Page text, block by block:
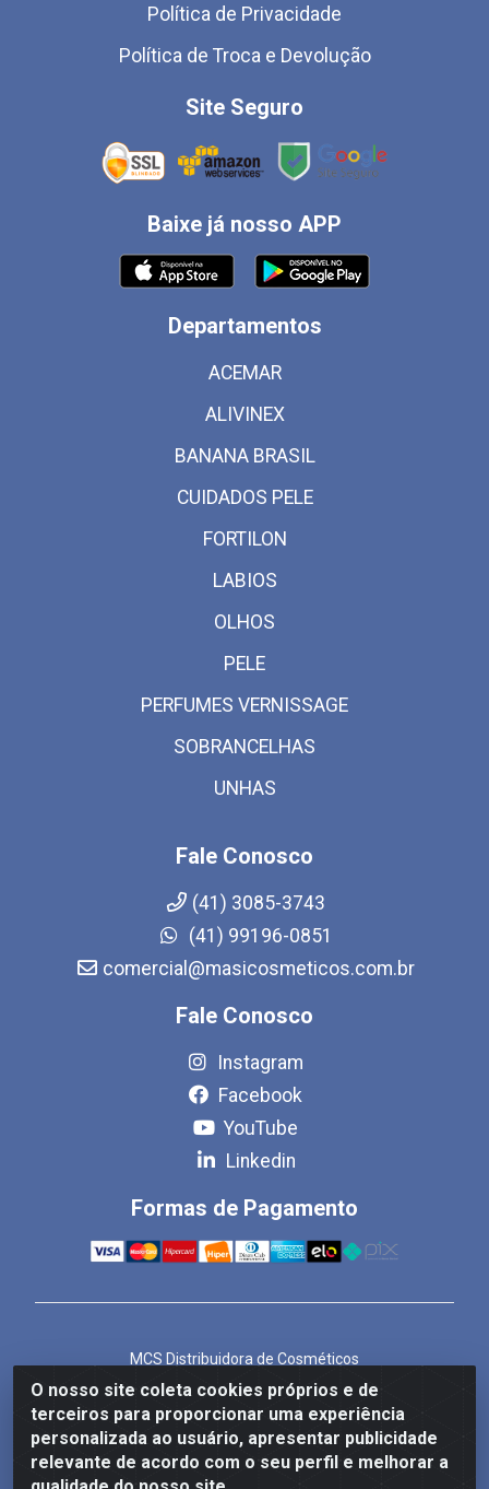
O nosso site coleta cookies próprios e de
terceiros para proporcionar uma experiência
personalizada ao usuário, apresentar publicidade
relevante de acordo com o seu perfil e melhorar a
Política de Privacidade
Política de Troca e Devolução
Site Seguro
Baixe já nosso APP
Departamentos
ACEMAR
ALIVINEX
BANANA BRASIL
CUIDADOS PELE
FORTILON
LABIOS
OLHOS
PELE
PERFUMES VERNISSAGE
SOBRANCELHAS
UNHAS
Fale Conosco
(41) 3085-3743
(41) 99196-0851
comercial@masicosmeticos.com.br
Fale Conosco
Instagram
Facebook
YouTube
Linkedin
Formas de Pagamento
MCS Distribuidora de Cosméticos
Rua Bom Jesus de Iguape, 1409 - Hauer, Curitiba/PR -
CEP 81.610-040
CNPJ 86.825.155/0001-82